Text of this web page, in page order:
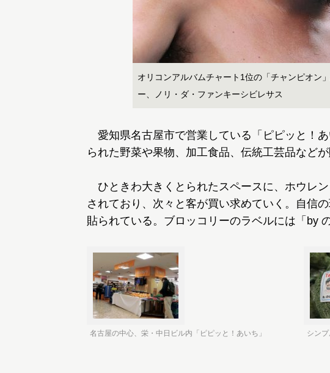
オリコンアルバムチャート1位の「チャンピオン
ー、ノリ・ダ・ファンキーシビレサス
愛知県名古屋市で営業している「ピピッと！
られた野菜や果物、加工食品、伝統工芸品など
ひときわ大きくとられたスペースに、ホウレ
されており、次々と客が買い求めていく。自信
貼られている。ブロッコリーのラベルには「by
名古屋の中心、栄・中日ビル内「ピピッと！あいち」 シン